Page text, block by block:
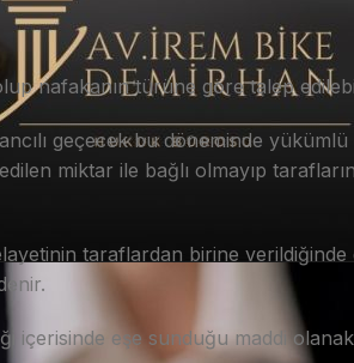
nafakanın türüne göre talep
geçecek bu döneminde
miktar ile bağlı olmayıp
taraflardan birine
içerisinde eşe sunduğu maddi